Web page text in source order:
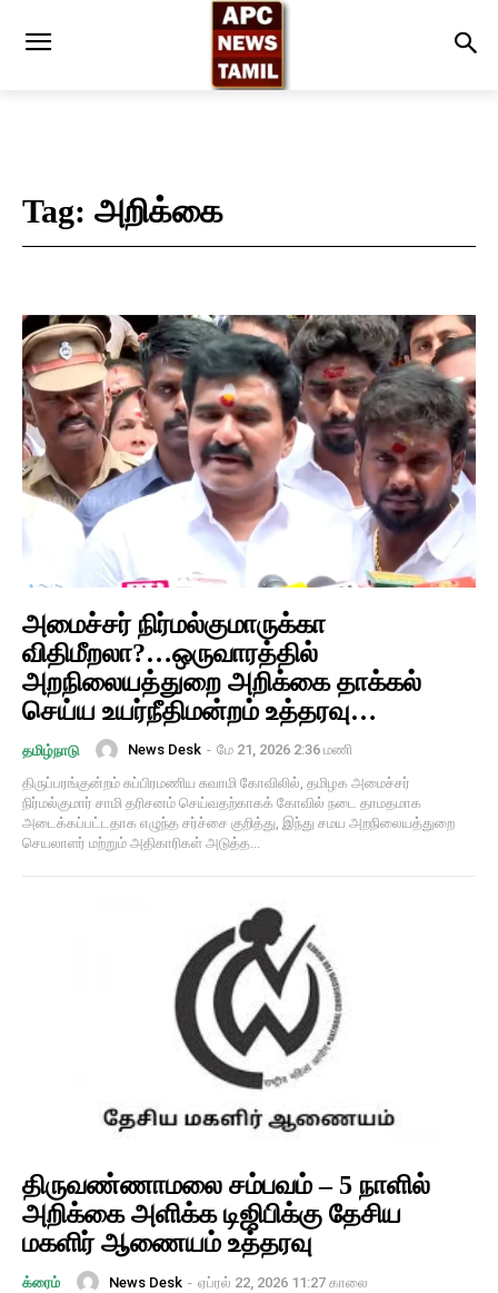
Tag: அறிக்கை
அமைச்சர் நிர்மல்குமாருக்கா
விதிமீறலா?…ஒருவாரத்தில்
அறநிலையத்துறை அறிக்கை தாக்கல்
செய்ய உயர்நீதிமன்றம் உத்தரவு…
தமிழ்நாடு News Desk - மே 21, 2026 2:36 மணி
திருப்பரங்குன்றம் சுப்பிரமணிய சுவாமி கோவிலில், தமிழக அமைச்சர்
நிர்மல்குமார் சாமி தரிசனம் செய்வதற்காகக் கோவில் நடை தாமதமாக
அடைக்கப்பட்டதாக எழுந்த சர்ச்சை குறித்து, இந்து சமய அறநிலையத்துறை
செயலாளர் மற்றும் அதிகாரிகள் அடுத்த...
திருவண்ணாமலை சம்பவம் – 5 நாளில்
அறிக்கை அளிக்க டிஜிபிக்கு தேசிய
மகளிர் ஆணையம் உத்தரவு
க்ரைம் News Desk - ஏப்ரல் 22, 2026 11:27 காலை